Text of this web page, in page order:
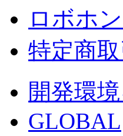
ロボホ
特定商
開発環
GLOBAL